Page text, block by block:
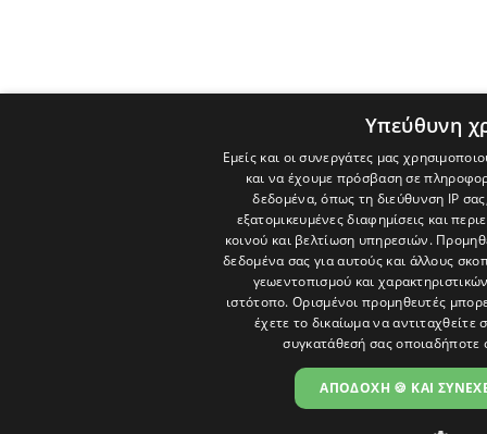
Υπεύθυνη
Εμείς και οι συνεργάτες μας
και να έχουμε πρόσβαση σε
δεδομένα, όπως τη διεύθυνση IP
εξατομικευμένες διαφημίσεις και
κοινού και βελτίωση υπηρεσιών.
δεδομένα σας για αυτούς και άλλους
γεωεντοπισμού και
ιστότοπο. Ορισμένοι προμηθευτές
έχετε το δικαίωμα να αντιταχθείτε
συγκατάθεσή σας οποιαδήποτε
ΑΠΟΔΟΧΗ 🍪 ΚΑΙ